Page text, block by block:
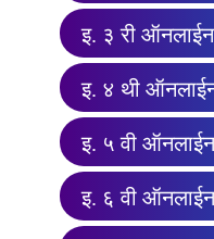
इ. ३ री
इ. ४ थी
इ. ५ वी
इ. ६ वी